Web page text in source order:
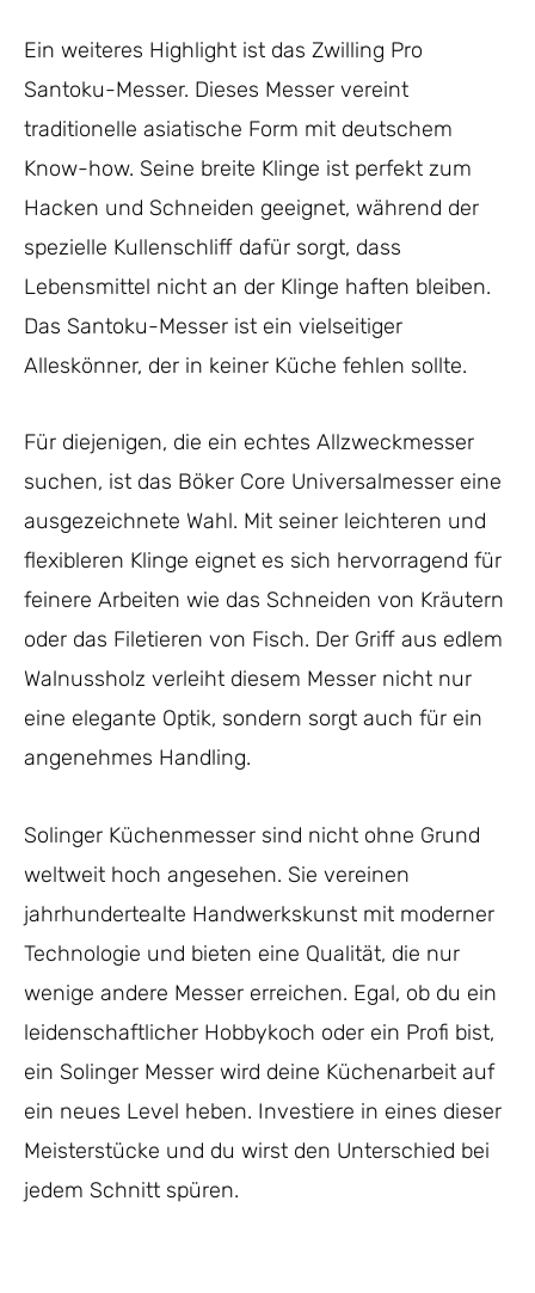
Ein weiteres Highlight ist das Zwilling Pro
Santoku-Messer. Dieses Messer vereint
traditionelle asiatische Form mit deutschem
Know-how. Seine breite Klinge ist perfekt zum
Hacken und Schneiden geeignet, während der
spezielle Kullenschliff dafür sorgt, dass
Lebensmittel nicht an der Klinge haften bleiben.
Das Santoku-Messer ist ein vielseitiger
Alleskönner, der in keiner Küche fehlen sollte.
Für diejenigen, die ein echtes Allzweckmesser
suchen, ist das Böker Core Universalmesser eine
ausgezeichnete Wahl. Mit seiner leichteren und
flexibleren Klinge eignet es sich hervorragend für
feinere Arbeiten wie das Schneiden von Kräutern
oder das Filetieren von Fisch. Der Griff aus edlem
Walnussholz verleiht diesem Messer nicht nur
eine elegante Optik, sondern sorgt auch für ein
angenehmes Handling.
Solinger Küchenmesser sind nicht ohne Grund
weltweit hoch angesehen. Sie vereinen
jahrhundertealte Handwerkskunst mit moderner
Technologie und bieten eine Qualität, die nur
wenige andere Messer erreichen. Egal, ob du ein
leidenschaftlicher Hobbykoch oder ein Profi bist,
ein Solinger Messer wird deine Küchenarbeit auf
ein neues Level heben. Investiere in eines dieser
Meisterstücke und du wirst den Unterschied bei
jedem Schnitt spüren.